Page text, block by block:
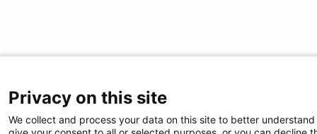
Privacy on this site
We collect and process your data on this site to better